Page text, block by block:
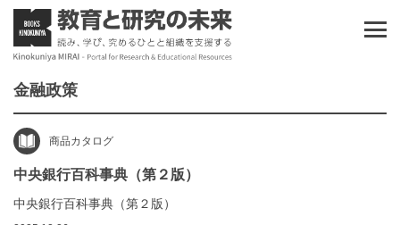
金融政策
商品カタログ
中央銀行百科事典（第２版）
中央銀行百科事典（第２版）